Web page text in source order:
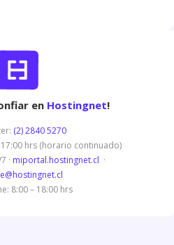
en Hostingnet!
(2) 2840 5270
17:00 hrs (horario continuado)
· miportal.hostingnet.cl ·
8:00 – 18:00 hrs